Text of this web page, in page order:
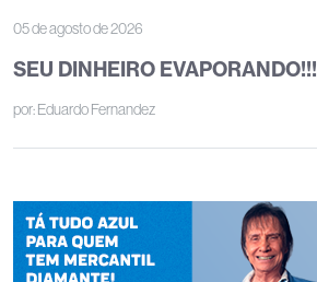
05 de agosto de 2026
SEU DINHEIRO EVAPORANDO!!!
por:Eduardo Fernandez